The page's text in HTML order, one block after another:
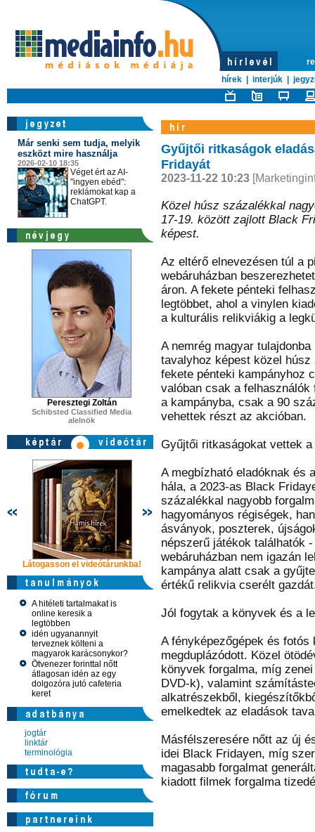
hírek
interjúk
Már senki sem tudja, melyik
eszközt mire használja
2026-02-10 18:35
Véget ért az AI-
"ingyen ebéd":
reklámokat kap a
ChatGPT.
Peresztegi Zoltán
Schibsted Classified Media
alelnök
Látogasson el videótárunkba! Látogasson el videótárunkba! Látogasson
A hitéleti tartalmakat is
online keresik a
legtöbben
idén ugyanannyit
terveznek költeni a
magyarok karácsonykor?
Ötvenezer forinttal nőtt
átlagosan idén az egy
dolgozóra jutó cafeteria
keret
jogtár
linktár
terminológia
Gyűjtői ritkaságok
Fridayát
2023-11-22 10:23
Közel húsz százalékkal
17-19. között zajlott Black
képest.
Az eltérő elnevezésen túl a
webáruházban
áron. A fekete pénteki
legtöbbet, ahol a vinylen
a kulturális relikviákig a
A nemrég magyar
tavalyhoz képest közel
fekete pénteki kampányhoz
valóban csak a
a kampányba, csak a 90
vehettek részt az akcióban.
Gyűjtői ritkaságokat vettek a
A megbízható eladóknak és
hála, a 2023-as Black
százalékkal nagyobb
hagyományos régiségek,
ásványok, poszterek,
népszerű játékok találhatók
webáruházban nem igazán
kampánya alatt csak a
értékű relikvia cserélt
Jól fogytak a könyvek és a
A fényképezőgépek és
megduplázódott. Közel
könyvek forgalma, míg
DVD-k), valamint
alkatrészekből,
emelkedtek az eladások
Másfélszeresére nőtt az új
idei Black Fridayen, míg
magasabb forgalmat
kiadott filmek forgalma